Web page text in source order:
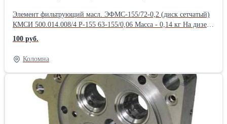
Элемент фильтрующий масл. ЭФМС-155/72-0,2 (диск сетчатый)
КМСИ 500.014.008/4 Р-155 63-155/0,06 Масса - 0,14 кг На дизель
3А6Д49 устанавливается 76 штук (38 штуки на сборочную
единицу) На дизель 6ЧН 21/21 (211Д-3, ) устанавливается 33
(35) штуки На дизель 211Д-3М устанавливается Элемент
фильтрующий 0211.36.030 (0211.36.030-01) - 33 штуки, на
дизель 99 штук
100 руб.
Коломна